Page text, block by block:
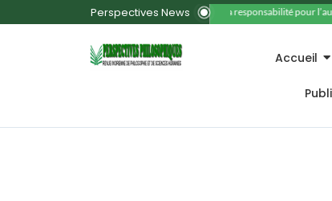
Perspectives News 11. La responsabilité pour l’autre
Accueil